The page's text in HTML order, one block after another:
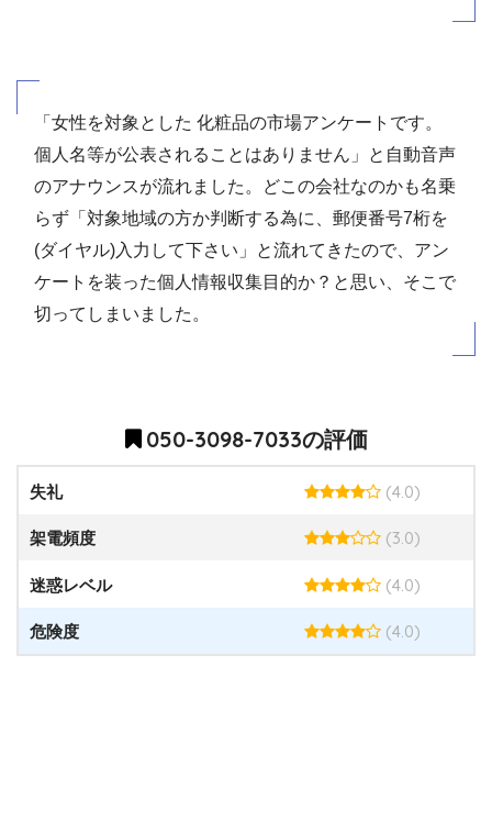
「女性を対象とした 化粧品の市場アンケートです。
個人名等が公表されることはありません」と自動音声
のアナウンスが流れました。どこの会社なのかも名乗
らず「対象地域の方か判断する為に、郵便番号7桁を
(ダイヤル)入力して下さい」と流れてきたので、アン
ケートを装った個人情報収集目的か？と思い、そこで
切ってしまいました。
050-3098-7033の評価
失礼 (4.0)
架電頻度 (3.0)
迷惑レベル (4.0)
危険度 (4.0)